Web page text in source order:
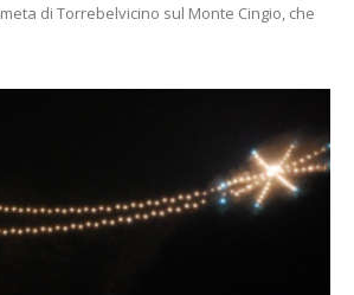
di Torrebelvicino sul Monte Cingio, che